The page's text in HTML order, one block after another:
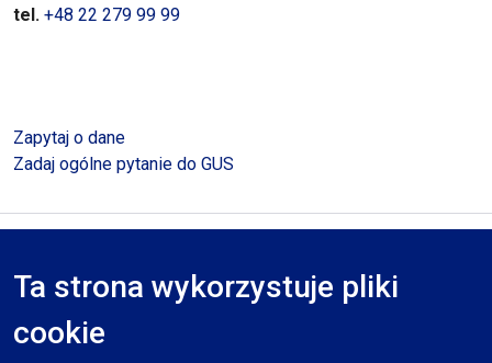
Ta strona wykorzystuje pliki
cookie
tel. +48 22 279 99 99
Zapytaj o dane
Zadaj ogólne pytanie do GUS
RODO